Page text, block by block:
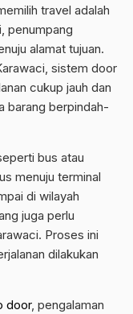
travel adalah
penumpang
alamat tujuan.
sistem door
cukup jauh dan
barang berpindah-
bus atau
menuju terminal
di wilayah
juga perlu
Proses ini
dilakukan
door, pengalaman